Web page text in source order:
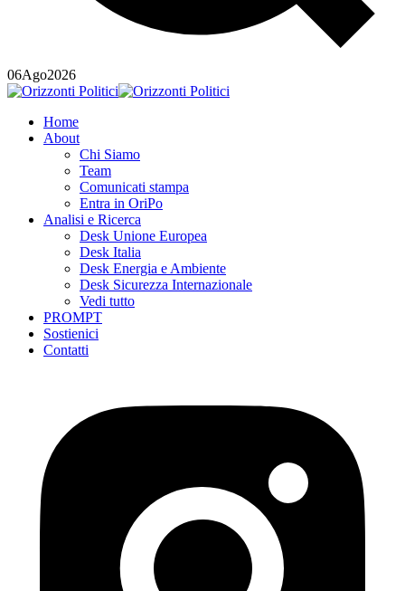
06Ago2026
Home
About
Chi Siamo
Team
Comunicati stampa
Entra in OriPo
Analisi e Ricerca
Desk Unione Europea
Desk Italia
Desk Energia e Ambiente
Desk Sicurezza Internazionale
Vedi tutto
PROMPT
Sostienici
Contatti